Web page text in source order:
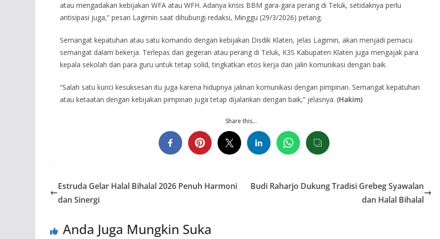
atau mengadakan kebijakan WFA atau WFH. Adanya krisis BBM gara-gara perang di Teluk, setidaknya perlu
antisipasi juga,” pesan Lagimin saat dihubungi redaksi, Minggu (29/3/2026) petang.
Semangat kepatuhan atau satu komando dengan kebijakan Disdik Klaten, jelas Lagimin, akan menjadi pemacu
semangat dalam bekerja. Terlepas dari gegeran atau perang di Teluk, K3S Kabupaten Klaten juga mengajak para
kepala sekolah dan para guru untuk tetap solid, tingkatkan etos kerja dan jalin komunikasi dengan baik.
“Salah satu kunci kesuksesan itu juga karena hidupnya jalinan komunikasi dengan pimpinan. Semangat kepatuhan
atau ketaatan dengan kebijakan pimpinan juga tetap dijalankan dengan baik,” jelasnya. (Hakim)
Share this…
Estruda Gelar Halal Bihalal 2026 Penuh Harmoni
dan Sinergi
Budi Raharjo Dukung Tradisi Grebeg Syawalan
dan Halal Bihalal
Anda Juga Mungkin Suka